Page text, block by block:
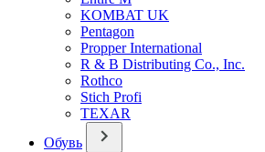
KOMBAT UK
Pentagon
Propper International
R & B Distributing Co., Inc.
Rothco
Stich Profi
TEXAR
Обувь